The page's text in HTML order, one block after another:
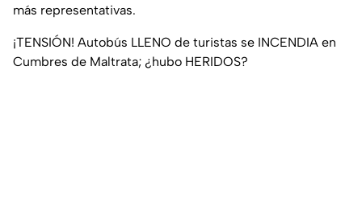
más representativas.
¡TENSIÓN! Autobús LLENO de turistas se INCENDIA en
Cumbres de Maltrata; ¿hubo HERIDOS?